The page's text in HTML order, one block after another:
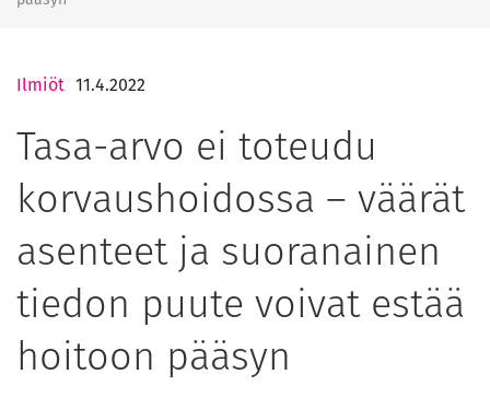
Ilmiöt 11.4.2022
Tasa-arvo ei toteudu
korvaushoidossa – väärät
asenteet ja suoranainen
tiedon puute voivat estää
hoitoon pääsyn